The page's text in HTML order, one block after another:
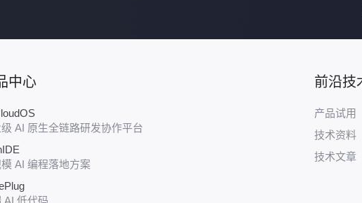
中心
AI 原生全链路研发协作平台
AI 编程落地方案
AI 低代码
前沿技
产品试用
技术资料
技术文章